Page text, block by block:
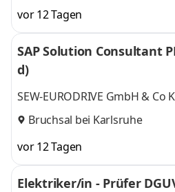
vor 12 Tagen
SAP Solution Consultant
d)
SEW-EURODRIVE GmbH & Co
Bruchsal bei Karlsruhe
vor 12 Tagen
Elektriker/in - Prüfer